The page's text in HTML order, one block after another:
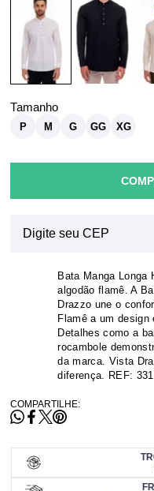
P M G GG XG
Bata Manga Longa
algodão flamê. A
Drazzo une o
Flamê a um design
Detalhes como a
rocambole
da marca. Vista
diferença. REF:
COMPARTILHE: